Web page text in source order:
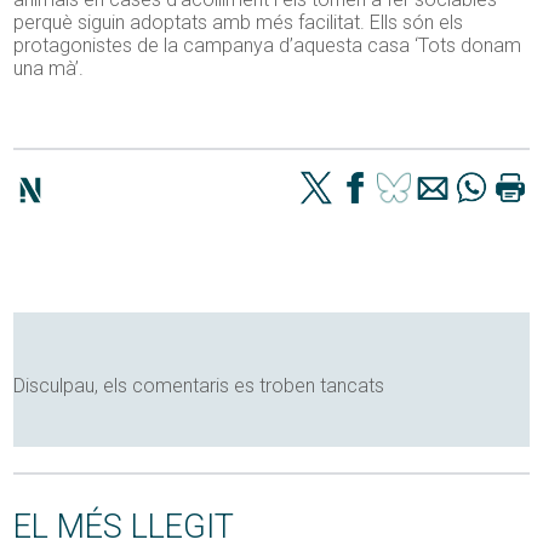
perquè siguin adoptats amb més facilitat. Ells són els
protagonistes de la campanya d’aquesta casa ‘Tots donam
una mà’.
Disculpau, els comentaris es troben tancats
EL MÉS LLEGIT